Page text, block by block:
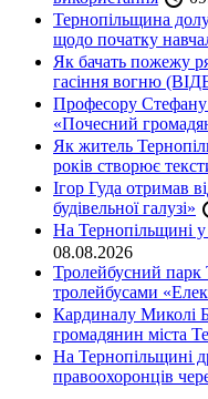
Тернопільщина
щодо початку
Як бачать пожежу
гасіння вогню
Професору
«Почесний
Як житель
років створює
Ігор Гуда отримав
будівельної галузі»
На Тернопільщині у
08.08.2026
Тролейбусний
тролейбусами
Кардиналу Миколі
громадянин міста
На Тернопільщині
правоохоронців